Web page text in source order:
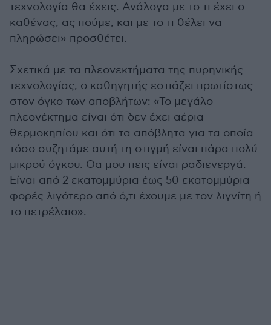
τεχνολογία θα έχεις. Ανάλογα με το τι έχει ο
καθένας, ας πούμε, και με το τι θέλει να
πληρώσει» προσθέτει.
Σχετικά με τα πλεονεκτήματα της πυρηνικής
τεχνολογίας, ο καθηγητής εστιάζει πρωτίστως
στον όγκο των αποβλήτων: «Το μεγάλο
πλεονέκτημα είναι ότι δεν έχει αέρια
θερμοκηπίου και ότι τα απόβλητα για τα οποία
τόσο συζητάμε αυτή τη στιγμή είναι πάρα πολύ
μικρού όγκου. Θα μου πεις είναι ραδιενεργά.
Είναι από 2 εκατομμύρια έως 50 εκατομμύρια
φορές λιγότερο από ό,τι έχουμε με τον λιγνίτη ή
το πετρέλαιο».